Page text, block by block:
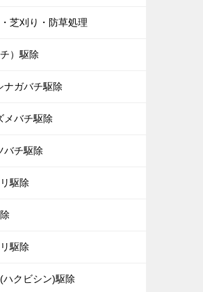
芝刈り・防草処理
）駆除
ナガバチ駆除
メバチ駆除
バチ駆除
駆除
駆除
ハクビシン)駆除